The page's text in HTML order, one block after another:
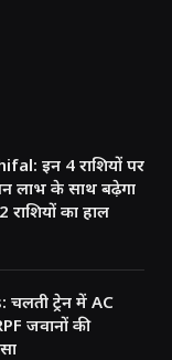
इन 4 राशियों पर
लाभ के साथ बढ़ेगा
का हाल
ट्रेन में AC
जवानों की